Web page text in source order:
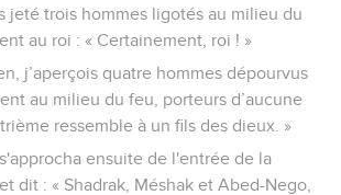
jeté trois hommes ligotés au milieu du
au roi : « Certainement, roi ! »
j’aperçois quatre hommes dépourvus
au milieu du feu, porteurs d’aucune
ressemble à un fils des dieux. »
ensuite de l'entrée de la
dit : « Shadrak, Méshak et Abed-Nego,